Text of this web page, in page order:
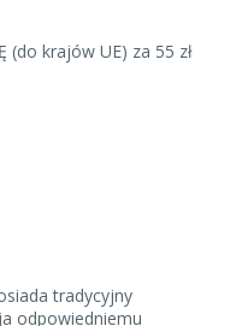
(do krajów UE) za 55 zł
tradycyjny
odpowiedniemu